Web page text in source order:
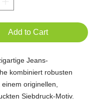
Add to Cart
Jeans-
kombiniert robusten
originellen,
Siebdruck-Motiv.